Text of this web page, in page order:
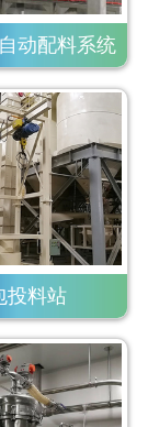
动配料系统
投料站